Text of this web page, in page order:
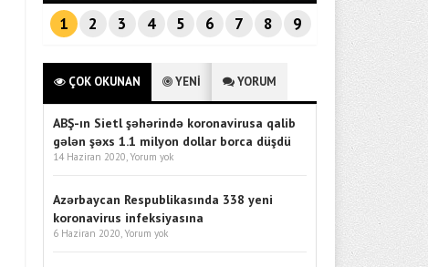
1 2 3 4 5 6 7 8 9
ÇOK OKUNAN YENİ YORUM
ABŞ-ın Sietl şəhərində koronavirusa qalib
gələn şəxs 1.1 milyon dollar borca düşdü
14 Haziran 2020, Yorum yok
Azərbaycan Respublikasında 338 yeni
koronavirus infeksiyasına
6 Haziran 2020, Yorum yok